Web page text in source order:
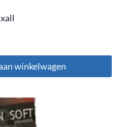
winkelwagen